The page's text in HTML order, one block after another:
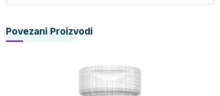
Povezani Proizvodi